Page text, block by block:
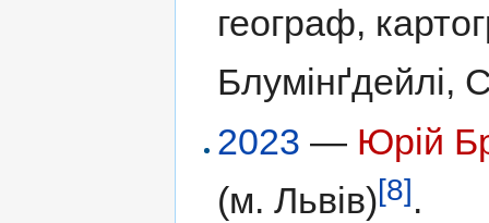
географ,
Блумінґдейлі,
2023 — Юрій
(м. Львів)[8].